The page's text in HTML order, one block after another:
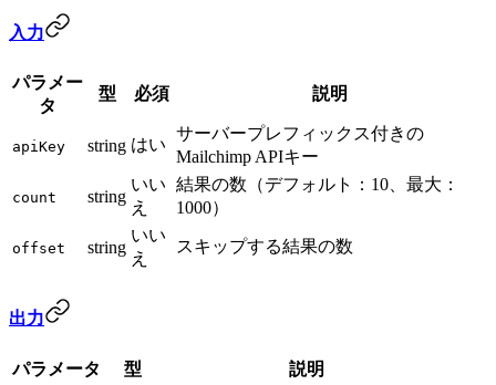
入力
パラメー
タ
型 必須 説明
apiKey string はい
サーバープレフィックス付きの
Mailchimp APIキー
count string
いい
え
結果の数（デフォルト：10、最大：
1000）
offset string
いい
え
スキップする結果の数
出力
パラメータ 型 説明